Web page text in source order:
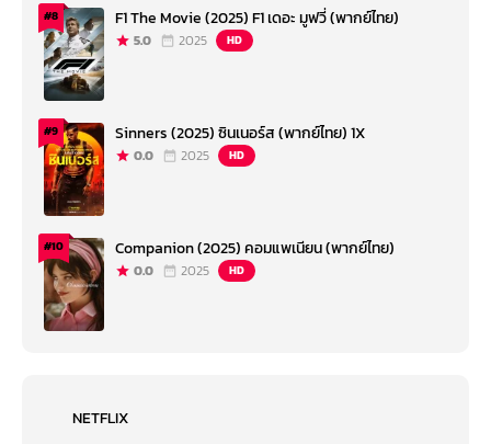
#8 F1 The Movie (2025) F1 เดอะ มูฟวี่ (พากย์ไทย)
5.0 2025 HD
#9 Sinners (2025) ซินเนอร์ส (พากย์ไทย) 1X
0.0 2025 HD
#10 Companion (2025) คอมแพเนียน (พากย์ไทย)
0.0 2025 HD
NETFLIX